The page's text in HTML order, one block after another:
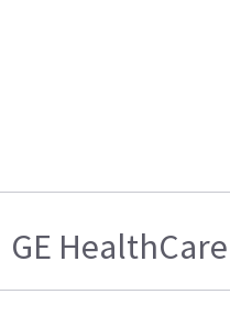
GE HealthCare